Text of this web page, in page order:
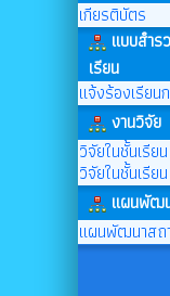
เกียรติบัตร
แบบสำร
เรียน
แจ้งร้องเรียน
งานวิจัย
วิจัยในชั้นเรีย
วิจัยในชั้นเรีย
แผนพัฒ
แผนพัฒนาสถ